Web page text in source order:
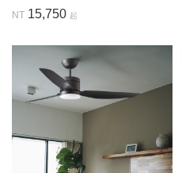
NT 15,750 起